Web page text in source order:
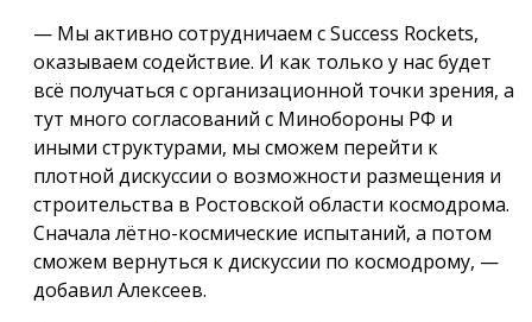
— Мы активно сотрудничаем с Success Rockets,
оказываем содействие. И как только у нас будет
всё получаться с организационной точки зрения, а
тут много согласований с Минобороны РФ и
иными структурами, мы сможем перейти к
плотной дискуссии о возможности размещения и
строительства в Ростовской области космодрома.
Сначала лётно-космические испытаний, а потом
сможем вернуться к дискуссии по космодрому, —
добавил Алексеев.